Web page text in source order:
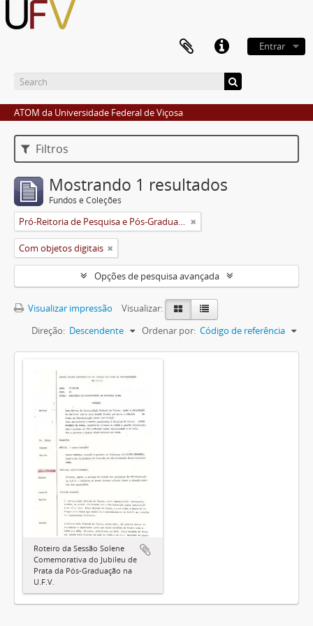
Entrar
ATOM da Universidade Federal de Viçosa
Filtros
Mostrando 1 resultados
Fundos e Coleções
Pró-Reitoria de Pesquisa e Pós-Graduação
Com objetos digitais
Opções de pesquisa avançada
Visualizar impressão
Visualizar:
Ordenar por: Código de referência
Direção: Descendente
Roteiro da Sessão Solene
Comemorativa do Jubileu de
Prata da Pós-Graduação na
U.F.V.